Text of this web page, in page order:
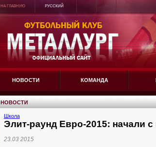
НА ГЛАВНУЮ РУССКИЙ
НОВОСТИ КОМАНДА
НОВОСТИ
Школа
Элит-раунд Евро-2015: начали с
23.03 2015